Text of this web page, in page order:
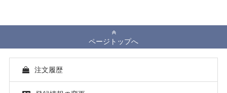
ページトップへ
注文履歴